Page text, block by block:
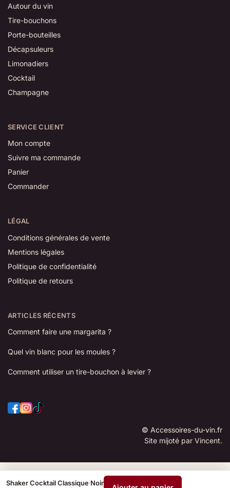
Autour du vin
Tire-bouchons
Porte-bouteilles
Décapsuleurs
Limonadiers
Cocktail
Champagne
SERVICE CLIENT
Mon compte
Suivre ma commande
Panier
Commander
LÉGAL
Conditions générales de vente
Mentions légales
Politique de confidentialité
Politique de retours
ARTICLES RÉCENTS
Comment faire une margarita ?
Quel vin blanc pour les moules ?
Comment utiliser un tire-bouchon à levier ?
© Accessoires-du-vin.fr
Site mijoté par Vincent.
Shaker Cocktail Classique Noir